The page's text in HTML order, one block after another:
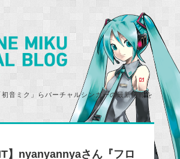
音ミク」らバーチャルシンガーの最新情報を
】nyanyannyaさん『フロ